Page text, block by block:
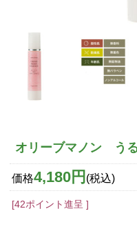
オリーブマノン う
価格4,180円 (税込)
[42ポイント進呈 ]